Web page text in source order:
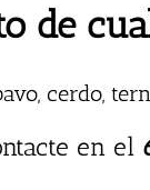
de
cerdo,
en el